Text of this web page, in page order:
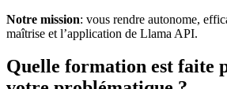
Notre mission: vous rendre autonome,
maîtrise et l’application de Llama API.
Quelle formation est faite